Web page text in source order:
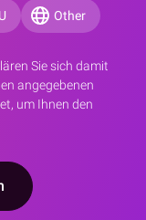
Other
Sie sich damit
angegebenen
um Ihnen den